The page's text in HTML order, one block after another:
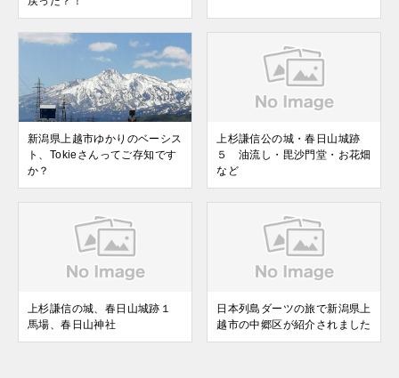
新潟県上越市ゆかりのベーシス
ト、Tokieさんってご存知です
か？
上杉謙信公の城・春日山城跡
５ 油流し・毘沙門堂・お花畑
など
上杉謙信の城、春日山城跡１
馬場、春日山神社
日本列島ダーツの旅で新潟県上
越市の中郷区が紹介されました